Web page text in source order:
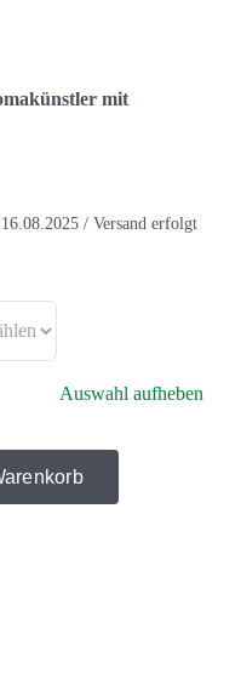
mit
/ Versand erfolgt
Auswahl aufheben